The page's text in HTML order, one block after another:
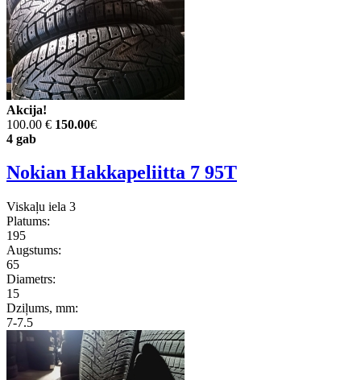
Akcija!
100.00 € 150.00€
4 gab
Nokian Hakkapeliitta 7 95T
Viskaļu iela 3
Platums:
195
Augstums:
65
Diametrs:
15
Dziļums, mm:
7-7.5